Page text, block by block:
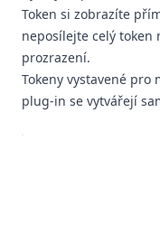
Token si zobrazíte
neposílejte celý token
prozrazení.
Tokeny vystavené pro
plug-in se vytvářejí